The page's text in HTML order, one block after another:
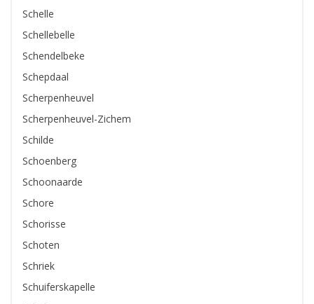
Schelle
Schellebelle
Schendelbeke
Schepdaal
Scherpenheuvel
Scherpenheuvel-Zichem
Schilde
Schoenberg
Schoonaarde
Schore
Schorisse
Schoten
Schriek
Schuiferskapelle